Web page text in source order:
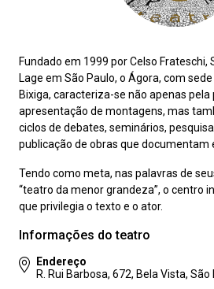
Fundado em 1999 por Celso Frateschi,
Lage em São Paulo, o Ágora, com
Bixiga, caracteriza-se não apenas pela
apresentação de montagens, mas
ciclos de debates, seminários,
publicação de obras que documentam
Tendo como meta, nas palavras de
“teatro da menor grandeza”, o centro
que privilegia o texto e o ator.
Informações do teatro
Endereço
R. Rui Barbosa, 672, Bela Vista,